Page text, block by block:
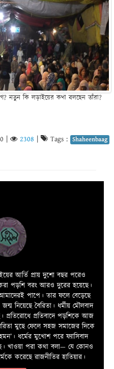
নতুন কি লড়াইয়ের কথা বলছেন তাঁরা?
| 2308 | Tags : Shaheenbaag
আর্তি প্রায় দুশো বছর পরেও
পড়শি বরং আরও দুরের হয়েছে।
পাপে। তার ফলে বেড়েছে
নিয়েছে বৈরিতা। ধর্মীয় মৌলবাদ
প্রতিরোধে প্রতিবাদে পড়শিকে আজ
মুছে ফেলে সহজ সমাজের দিকে
ধর্মের মুখোশ পরে ফ্যাসিবাদ
খাওয়া পরা কথা বলা—­­ যে কোনও
করেছে রাজনীতির হাতিয়ার।